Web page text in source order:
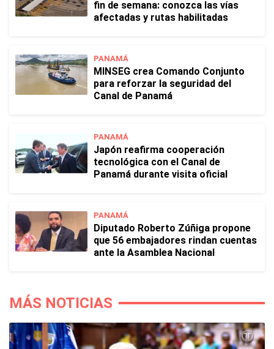
fin de semana: conozca las vías
afectadas y rutas habilitadas
PANAMÁ
MINSEG crea Comando Conjunto
para reforzar la seguridad del
Canal de Panamá
PANAMÁ
Japón reafirma cooperación
tecnológica con el Canal de
Panamá durante visita oficial
PANAMÁ
Diputado Roberto Zúñiga propone
que 56 embajadores rindan cuentas
ante la Asamblea Nacional
MÁS NOTICIAS